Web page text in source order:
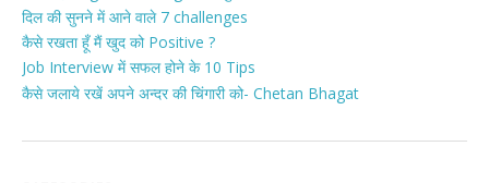
दिल की सुनने में आने वाले 7 challenges
कैसे रखता हूँ मैं खुद को Positive ?
Job Interview में सफल होने के 10 Tips
कैसे जलाये रखें अपने अन्दर की चिंगारी को- Chetan Bhagat